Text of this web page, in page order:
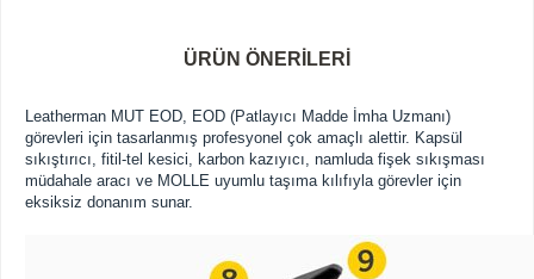
ÜRÜN ÖNERILERI
Leatherman MUT EOD, EOD (Patlayıcı Madde İmha Uzmanı)
görevleri için tasarlanmış profesyonel çok amaçlı alettir. Kapsül
sıkıştırıcı, fitil-tel kesici, karbon kazıyıcı, namluda fişek sıkışması
müdahale aracı ve MOLLE uyumlu taşıma kılıfıyla görevler için
eksiksiz donanım sunar.